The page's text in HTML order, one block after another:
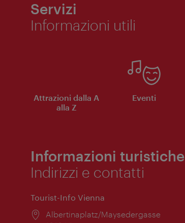
Servizi
Informazioni utili
Attrazioni dalla A
alla Z
Eventi
Informazioni turistiche
Indirizzi e contatti
Tourist-Info Vienna
Posizione:
Albertinaplatz/Maysedergasse